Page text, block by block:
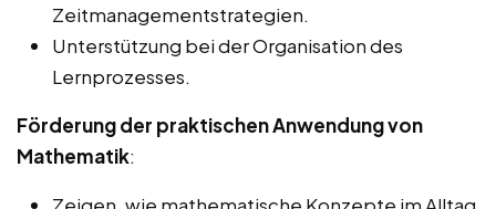
Zeitmanagementstrategien.
Unterstützung bei der Organisation des
Lernprozesses.
Förderung der praktischen Anwendung von
Mathematik:
Zeigen, wie mathematische Konzepte im Alltag